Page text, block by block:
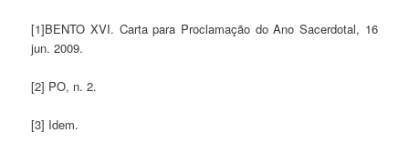
[1]BENTO XVI. Carta para Proclamação do Ano Sacerdotal, 16
jun. 2009.
[2] PO, n. 2.
[3] Idem.